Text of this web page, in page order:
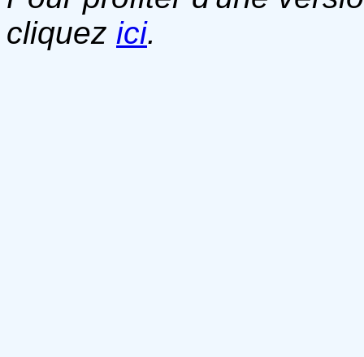
cliquez ici.